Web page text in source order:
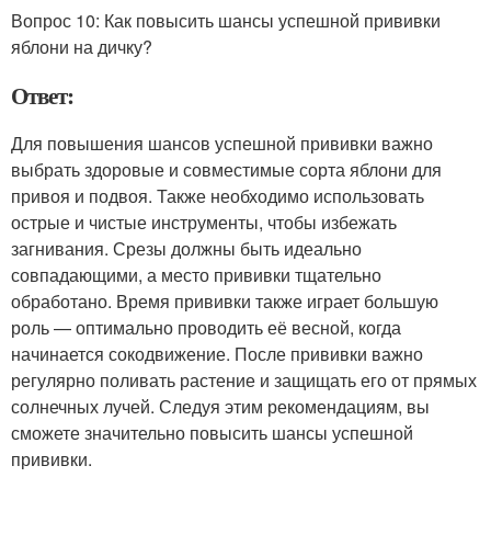
Вопрос 10: Как повысить шансы успешной прививки
яблони на дичку?
Ответ:
Для повышения шансов успешной прививки важно
выбрать здоровые и совместимые сорта яблони для
привоя и подвоя. Также необходимо использовать
острые и чистые инструменты, чтобы избежать
загнивания. Срезы должны быть идеально
совпадающими, а место прививки тщательно
обработано. Время прививки также играет большую
роль — оптимально проводить её весной, когда
начинается сокодвижение. После прививки важно
регулярно поливать растение и защищать его от прямых
солнечных лучей. Следуя этим рекомендациям, вы
сможете значительно повысить шансы успешной
прививки.